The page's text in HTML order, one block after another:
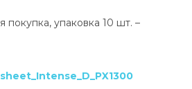
покупка, упаковка 10 шт. –